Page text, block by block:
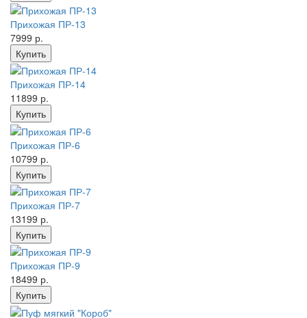
Прихожая ПР-13
7999 р.
Прихожая ПР-14
11899 р.
Прихожая ПР-6
10799 р.
Прихожая ПР-7
13199 р.
Прихожая ПР-9
18499 р.